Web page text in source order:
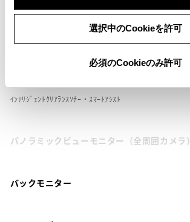
選択中のCookieを許可
必須のCookieのみ許可
ドライブレコーダー
ｲﾝﾃﾘｼﾞｪﾝﾄｸﾘｱﾗﾝｽｿﾅｰ・ｽﾏｰﾄｱｼｽﾄ
パノラミックビューモニター（全周囲カメラ）
バックモニター